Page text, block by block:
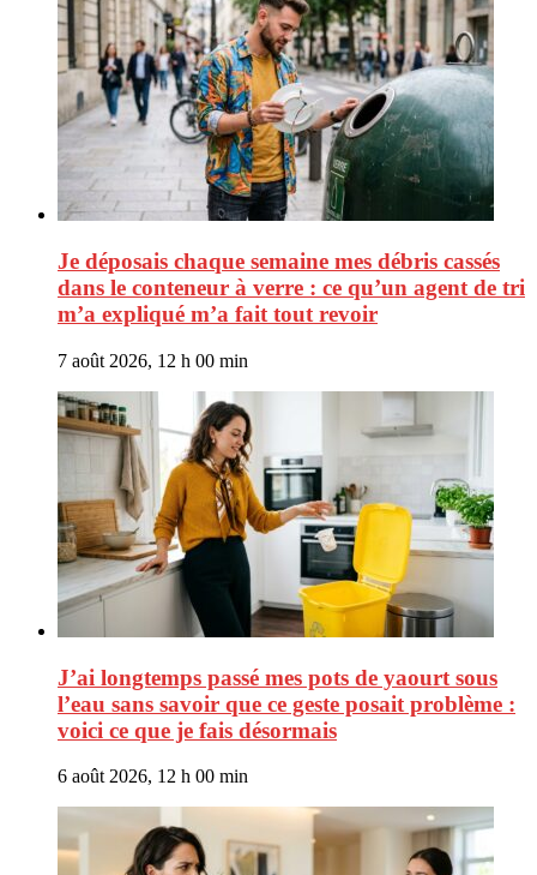
Je déposais chaque semaine mes débris cassés
dans le conteneur à verre : ce qu’un agent de tri
m’a expliqué m’a fait tout revoir
7 août 2026, 12 h 00 min
J’ai longtemps passé mes pots de yaourt sous
l’eau sans savoir que ce geste posait problème :
voici ce que je fais désormais
6 août 2026, 12 h 00 min